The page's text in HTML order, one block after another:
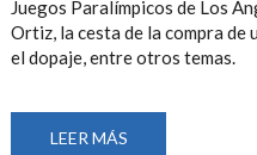
Juegos Paralímpicos de Los
Ortiz, la cesta de la compra
el dopaje, entre otros temas.
LEER MÁS